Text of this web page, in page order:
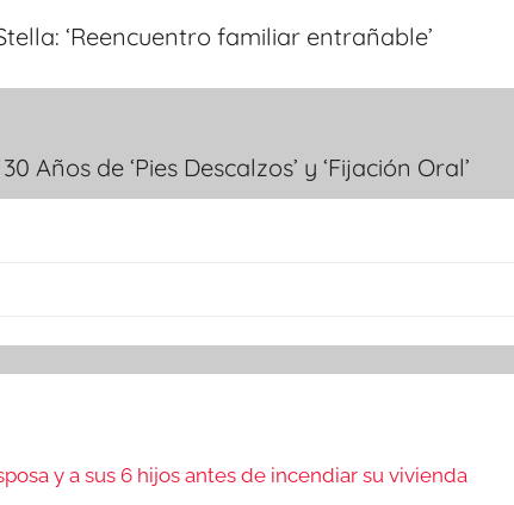
‘Reencuentro familiar entrañable’
de ‘Pies Descalzos’ y ‘Fijación Oral’
y a sus 6 hijos antes de incendiar su vivienda